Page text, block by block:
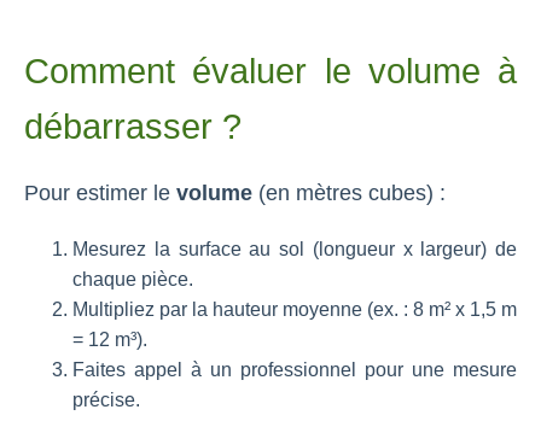
Comment évaluer le volume à
débarrasser ?
Pour estimer le volume (en mètres cubes) :
Mesurez la surface au sol (longueur x largeur) de
chaque pièce.
Multipliez par la hauteur moyenne (ex. : 8 m² x 1,5 m
= 12 m³).
Faites appel à un professionnel pour une mesure
précise.